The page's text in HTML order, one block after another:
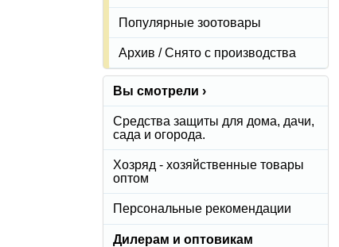
Популярные зоотовары
Архив / Снято с производства
Вы смотрели ›
Средства защиты для дома, дачи,
сада и огорода.
Хозряд - хозяйственные товары
оптом
Персональные рекомендации
Дилерам и оптовикам